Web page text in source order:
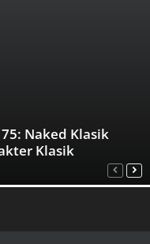
Naked Klasik
Klasik